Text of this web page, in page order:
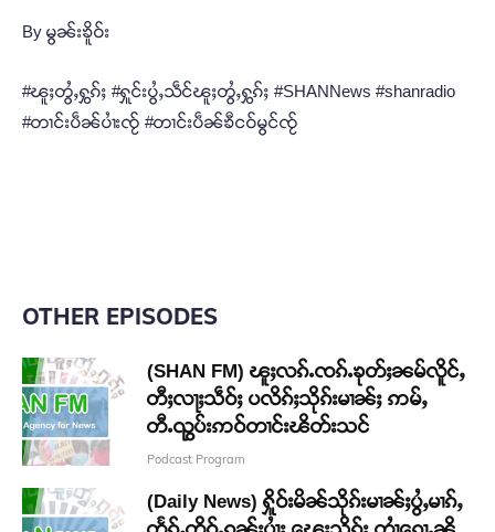
By မွၼ်းၶိူဝ်း
#ၽူႈတွႆႇႁွၵ်ႈ #ႁူင်းပွႆႇသဵင်ၽူႈတွႆႇႁွၵ်ႈ #SHANNews #shanradio
#တၢင်းပဵၼ်ပၢႆးၸႂ် #တၢင်းပဵၼ်ၶီငဝ်မွင်ၸႂ်
OTHER EPISODES
(SHAN FM) ၽူႈလၵ်ႉၸၵ်ႉၶုတ်ႈၼမ်လိူင်ႇ
တီႈလႃႈသဵဝ်ႈ ပလိၵ်ႈသိုၵ်းမၢၼ်ႈ ဢမ်ႇ
တီႉၺွပ်းဢဝ်တၢင်းၽိတ်းသင်
Podcast Program
(Daily News) ႁိူဝ်းမိၼ်သိုၵ်းမၢၼ်ႈပွႆႇမၢၵ်ႇ